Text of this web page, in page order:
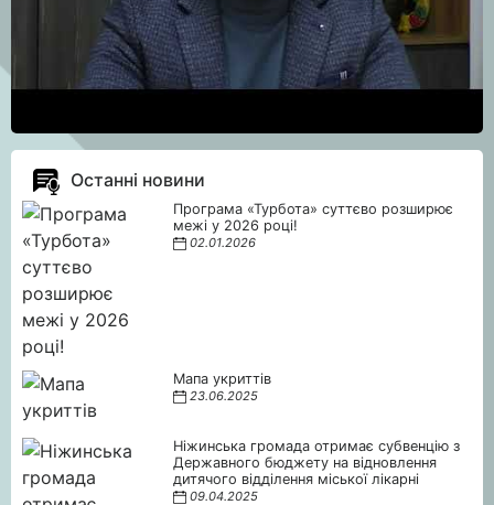
Останні новини
Програма «Турбота» суттєво розширює
межі у 2026 році!
02.01.2026
Мапа укриттів
23.06.2025
Ніжинська громада отримає субвенцію з
Державного бюджету на відновлення
дитячого відділення міської лікарні
09.04.2025